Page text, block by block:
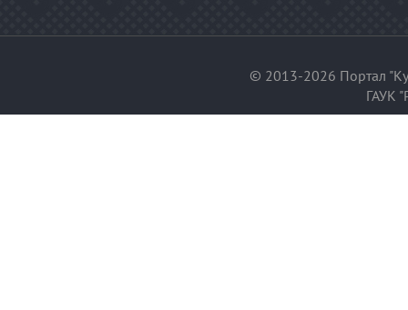
© 2013-2026 Портал
ГАУК